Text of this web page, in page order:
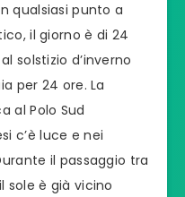
qualsiasi punto a
il giorno è di 24
solstizio d’inverno
per 24 ore. La
al Polo Sud
c’è luce e nei
il passaggio tra
sole è già vicino